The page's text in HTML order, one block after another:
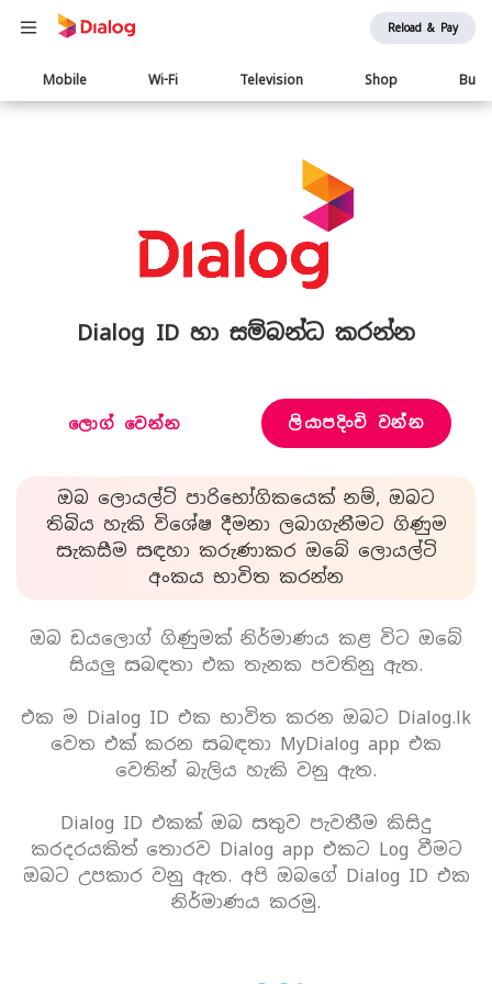
Reload & Pay
Main
navigation
Mobile Wi-Fi Television Shop
Dialog ID හා සම්බන්ධ කරන්න
ලොග් වෙන්න ලියාපදිංචි වන්න
ඔබ ලොයල්ටි පාරිභෝගිකයෙක් නම්, ඔබට
තිබිය හැකි විශේෂ දීමනා ලබාගැනීමට ගිණුම
සැකසීම සඳහා කරුණාකර ඔබේ ලොයල්ටි
අංකය භාවිත කරන්න
ඔබ ඩයලොග් ගිණුමක් නිර්මාණය කළ විට ඔබේ
සියලු සබඳතා එක තැනක පවතිනු ඇත.
එක ම Dialog ID එක භාවිත කරන ඔබට Dialog.lk
වෙත එක් කරන සබඳතා MyDialog app එක
වෙතින් බැලිය හැකි වනු ඇත.
Dialog ID එකක් ඔබ සතුව පැවතීම කිසිදු
කරදරයකිත් තොරව Dialog app එකට Log වීමට
ඔබට උපකාර වනු ඇත. අපි ඔබගේ Dialog ID එක
නිර්මාණය කරමු.